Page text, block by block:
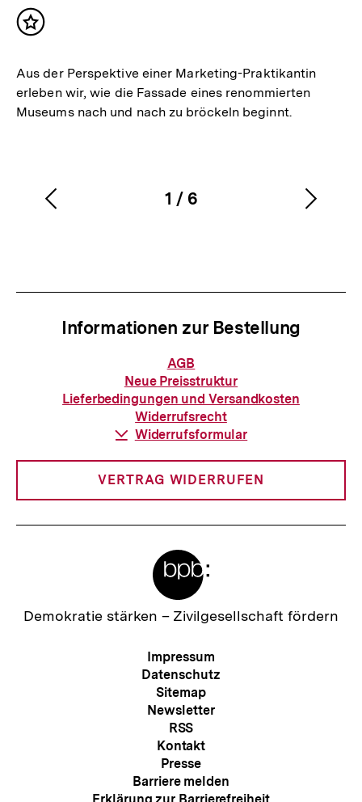
Inhalt
Aus der Perspektive einer Marketing-Praktikantin
erleben wir, wie die Fassade eines renommierten
Museums nach und nach zu bröckeln beginnt.
Karussellinhalt
1
von
/ 6
Vorherigen
Informationen zur Bestellung
Informationen
zur
Bestellung
AGB
Neue Preisstruktur
Lieferbedingungen und Versandkosten
Widerrufsrecht
Download-
Widerrufsformular
VERTRAG WIDERRUFEN
Zur
Demokratie stärken – Zivilgesellschaft fördern
Meta-
Navigation
Impressum
Datenschutz
Sitemap
Newsletter
RSS
Kontakt
Presse
Barriere melden